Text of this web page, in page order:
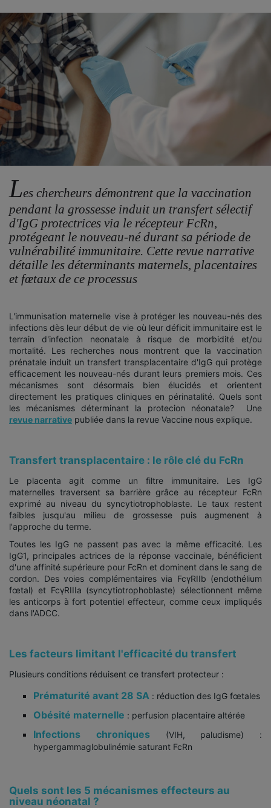
Les chercheurs démontrent que la vaccination
pendant la grossesse induit un transfert sélectif
d'IgG protectrices via le récepteur FcRn,
protégeant le nouveau-né durant sa période de
vulnérabilité immunitaire. Cette revue narrative
détaille les déterminants maternels, placentaires
et fœtaux de ce processus
L'immunisation maternelle vise à protéger les nouveau-nés des
infections dès leur début de vie où leur déficit immunitaire est le
terrain d'infection neonatale à risque de morbidité et/ou
mortalité. Les recherches nous montrent que la vaccination
prénatale induit un transfert transplacentaire d'IgG qui protège
efficacement les nouveau-nés durant leurs premiers mois. Ces
mécanismes sont désormais bien élucidés et orientent
directement les pratiques cliniques en périnatalité. Quels sont
les mécanismes déterminant la protecion néonatale? Une
revue narrative publiée dans la revue Vaccine nous explique.
Transfert transplacentaire : le rôle clé du FcRn
Le placenta agit comme un filtre immunitaire. Les IgG
maternelles traversent sa barrière grâce au récepteur FcRn
exprimé au niveau du syncytiotrophoblaste. Le taux restent
faibles jusqu'au milieu de grossesse puis augmenent à
l'approche du terme.
Toutes les IgG ne passent pas avec la même efficacité. Les
IgG1, principales actrices de la réponse vaccinale, bénéficient
d'une affinité supérieure pour FcRn et dominent dans le sang de
cordon. Des voies complémentaires via FcγRIIb (endothélium
fœtal) et FcγRIIIa (syncytiotrophoblaste) sélectionnent même
les anticorps à fort potentiel effecteur, comme ceux impliqués
dans l'ADCC.
Les facteurs limitant l'efficacité du transfert
Plusieurs conditions réduisent ce transfert protecteur :
Prématurité avant 28 SA : réduction des IgG fœtales
Obésité maternelle : perfusion placentaire altérée
Infections chroniques(VIH, paludisme) :
hypergammaglobulinémie saturant FcRn​
Quels sont les 5 mécanismes effecteurs au
niveau néonatal ?